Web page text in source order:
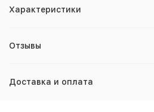
Характеристики
Отзывы
Доставка и оплата